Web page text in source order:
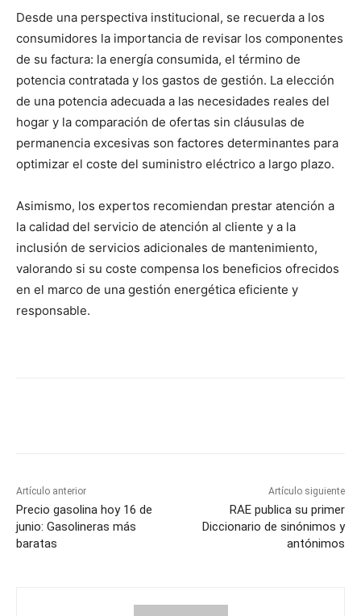
Desde una perspectiva institucional, se recuerda a los
consumidores la importancia de revisar los componentes
de su factura: la energía consumida, el término de
potencia contratada y los gastos de gestión. La elección
de una potencia adecuada a las necesidades reales del
hogar y la comparación de ofertas sin cláusulas de
permanencia excesivas son factores determinantes para
optimizar el coste del suministro eléctrico a largo plazo.
Asimismo, los expertos recomiendan prestar atención a
la calidad del servicio de atención al cliente y a la
inclusión de servicios adicionales de mantenimiento,
valorando si su coste compensa los beneficios ofrecidos
en el marco de una gestión energética eficiente y
responsable.
Artículo anterior
Precio gasolina hoy 16 de
junio: Gasolineras más
baratas
Artículo siguiente
RAE publica su primer
Diccionario de sinónimos y
antónimos